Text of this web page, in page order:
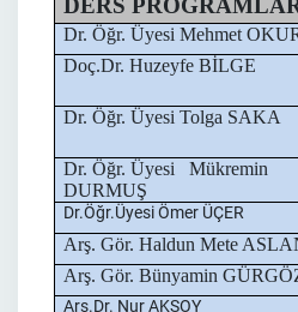
DERS
Dr. Öğr. Üyesi Mehmet
Doç.Dr. Huzeyfe BİLGE
Dr. Öğr. Üyesi Tolga SAKA
Dr. Öğr. Üyesi
Mükremin
DURMUŞ
Dr.Öğr.Üyesi Ömer ÜÇER
Arş. Gör. Haldun Mete
Arş. Gör. Bünyamin
Arş.Dr. Nur AKSOY